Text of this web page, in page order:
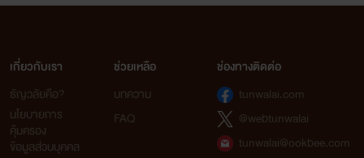
เกี่ยวกับเรา
ธัญวลัยคือ?
นโยบายการ
คุ้มครอง
ข้อมูลส่วนบุคคล
ช่วยเหลือ
บทความ
FAQ
ช่องทางติดต่อ
tunwalai.com
@webtunwalai
tunwalai@ookbee.com